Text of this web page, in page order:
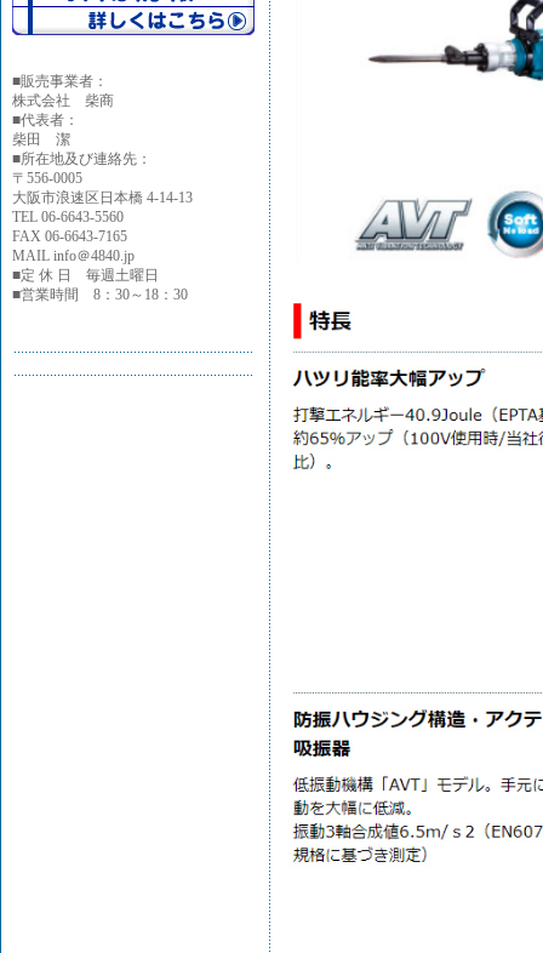
■販売事業者：
株式会社 柴商
■代表者：
柴田 潔
■所在地及び連絡先：
〒556-0005
大阪市浪速区日本橋 4-14-13
TEL 06-6643-5560
FAX 06-6643-7165
MAIL info＠4840.jp
■定 休 日 毎週土曜日
■営業時間 8：30～18：30